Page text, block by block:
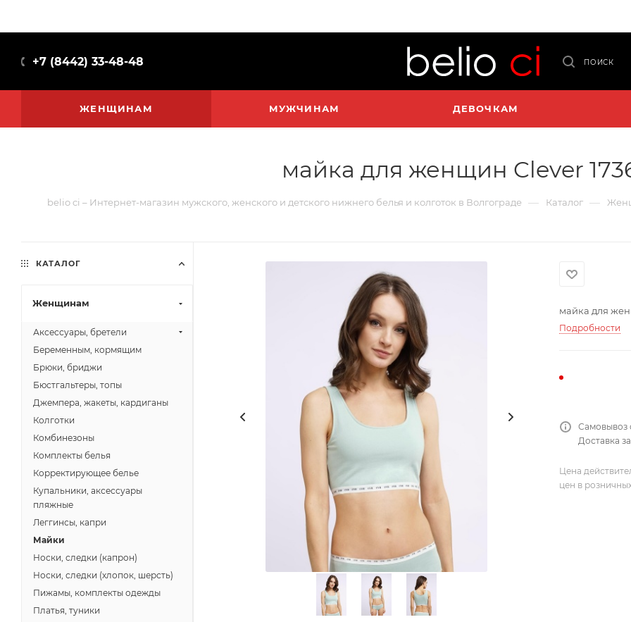
+7 (8442) 33-48-48 ПОИСК
ЖЕНЩИНАМ МУЖЧИНАМ ДЕВОЧКАМ
майка для женщин Clever
belio ci – Интернет-магазин мужского, женского и детского нижнего белья и колготок в Волгограде — Каталог —
майка для
Подробности
Самовывоз
Доставка
Цена
цен в
КАТАЛОГ
Женщинам
Аксессуары, бретели
Беременным, кормящим
Брюки, бриджи
Бюстгальтеры, топы
Джемпера, жакеты, кардиганы
Колготки
Комбинезоны
Комплекты белья
Корректирующее белье
Купальники, аксессуары
пляжные
Леггинсы, капри
Майки
Носки, следки (капрон)
Носки, следки (хлопок, шерсть)
Пижамы, комплекты одежды
Платья, туники